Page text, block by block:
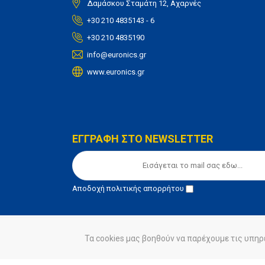
Δαμάσκου Σταμάτη 12, Αχαρνές
+30 210 4835143 - 6
+30 210 4835190
info@euronics.gr
www.euronics.gr
ΕΓΓΡΑΦΗ ΣΤΟ NEWSLETTER
Αποδοχήπολιτικής απορρήτου
© euronics 2020 Όροι Χρήσης Πολιτική
Τα cookies μας βοηθούν να παρέχουμε τις